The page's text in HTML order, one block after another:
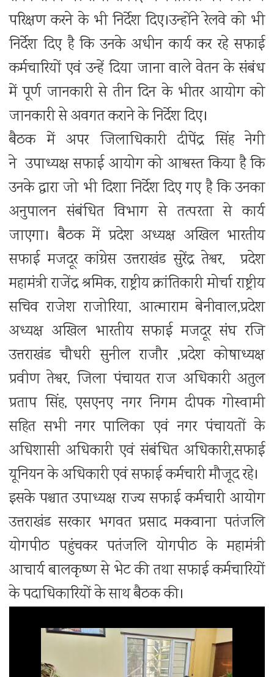
परिक्षण करने के भी निर्देश दिए।उन्होंने रेलवे को भी
निर्देश दिए है कि उनके अधीन कार्य कर रहे सफाई
कर्मचारियों एवं उन्हें दिया जाना वाले वेतन के संबंध
में पूर्ण जानकारी से तीन दिन के भीतर आयोग को
जानकारी से अवगत कराने के निर्देश दिए।
बैठक में अपर जिलाधिकारी दीपेंद्र सिंह नेगी
ने उपाध्यक्ष सफाई आयोग को आश्वस्त किया है कि
उनके द्वारा जो भी दिशा निर्देश दिए गए है कि उनका
अनुपालन संबंधित विभाग से तत्परता से कार्य
जाएगा। बैठक में प्रदेश अध्यक्ष अखिल भारतीय
सफाई मजदूर कांग्रेस उत्तराखंड सुरेंद्र तेश्वर, प्रदेश
महामंत्री राजेंद्र श्रमिक, राष्ट्रीय क्रांतिकारी मोर्चा राष्ट्रीय
सचिव राजेश राजोरिया, आत्माराम बेनीवाल,प्रदेश
अध्यक्ष अखिल भारतीय सफाई मजदूर संघ रजि
उत्तराखंड चौधरी सुनील राजौर ,प्रदेश कोषाध्यक्ष
प्रवीण तेश्वर, जिला पंचायत राज अधिकारी अतुल
प्रताप सिंह, एसएनए नगर निगम दीपक गोस्वामी
सहित सभी नगर पालिका एवं नगर पंचायतों के
अधिशासी अधिकारी एवं संबंधित अधिकारी,सफाई
यूनियन के अधिकारी एवं सफाई कर्मचारी मौजूद रहे।
इसके पश्चात उपाध्यक्ष राज्य सफाई कर्मचारी आयोग
उत्तराखंड सरकार भगवत प्रसाद मकवाना पतंजलि
योगपीठ पहुंचकर पतंजलि योगपीठ के महामंत्री
आचार्य बालकृष्ण से भेट की तथा सफाई कर्मचारियों
के पदाधिकारियों के साथ बैठक की।